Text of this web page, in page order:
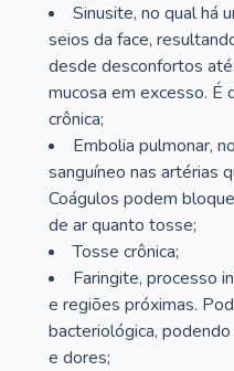
Sinusite, no qual há
seios da face,
desde desconfortos
mucosa em excesso. É
crônica;
Embolia pulmonar,
sanguíneo nas artérias
Coágulos podem
de ar quanto tosse;
Tosse crônica;
Faringite, processo
e regiões próximas.
bacteriológica,
e dores;